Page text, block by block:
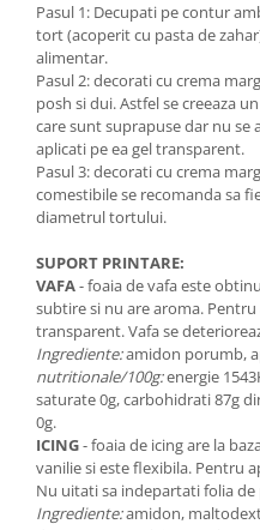
Pasul 1: Decupati pe contur
tort (acoperit cu pasta de
alimentar.
Pasul 2: decorati cu crema
posh si dui. Astfel se creeaza
care sunt suprapuse dar nu se
aplicati pe ea gel transparent.
Pasul 3: decorati cu crema
comestibile se recomanda sa
diametrul tortului.
SUPORT PRINTARE:
VAFA- foaia de vafa este
subtire si nu are aroma.
transparent. Vafa se
Ingrediente:amidon porumb,
nutritionale/100g:energie
saturate 0g, carbohidrati 87g
0g.
ICING- foaia de icing are la
vanilie si este flexibila. Pentru
Nu uitati sa indepartati folia de
Ingrediente:amidon,